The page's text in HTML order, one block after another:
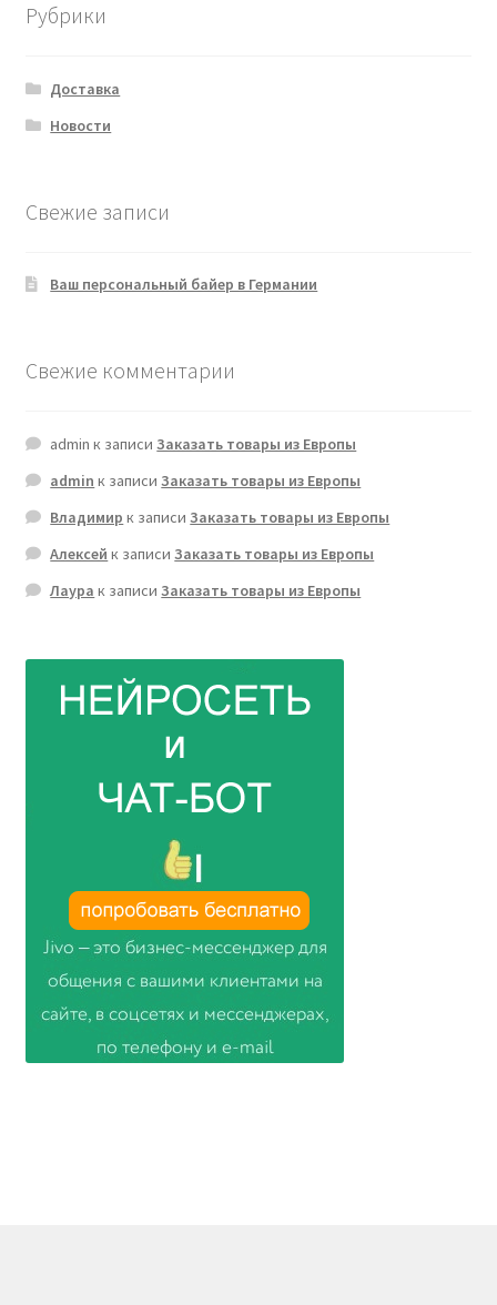
Рубрики
Доставка
Новости
Свежие записи
Ваш персональный байер в Германии
Свежие комментарии
admin к записиЗаказать товары из Европы
admin к записиЗаказать товары из Европы
Владимир к записиЗаказать товары из Европы
Алексей к записиЗаказать товары из Европы
Лаура к записиЗаказать товары из Европы